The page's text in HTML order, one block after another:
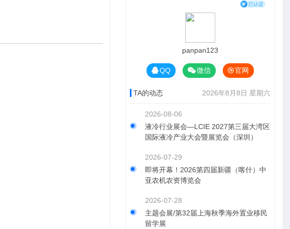
panpan123
QQ 微信 官网
TA的动态 2026年8月8日 星期六
2026-08-06
液冷行业展会—LCIE 2027第三届大湾区
国际液冷产业大会暨展览会（深圳）
2026-07-29
即将开幕！2026第四届新疆（喀什）中
亚农机农资博览会
2026-07-28
主题会展/第32届上海秋季海外置业移民
留学展